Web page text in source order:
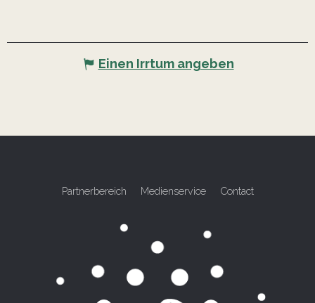
Einen Irrtum angeben
Partnerbereich Medienservice Contact